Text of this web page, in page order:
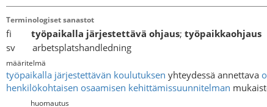
Terminologiset sanastot
fi työpaikalla järjestettävä ohjaus; työpaikkaohjaus
sv arbetsplatshandledning
määritelmä
työpaikalla järjestettävän koulutuksen yhteydessä annettava
henkilökohtaisen osaamisen kehittämissuunnitelman
huomautus